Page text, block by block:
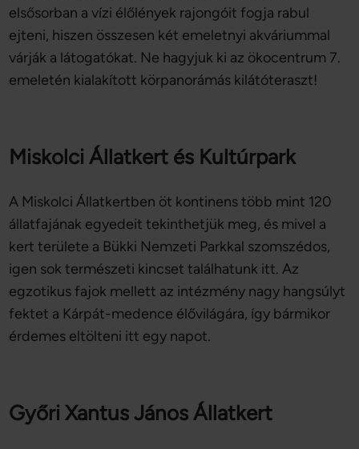
elsősorban a vízi élőlények rajongóit fogja rabul
ejteni, hiszen összesen két emeletnyi akváriummal
várják a látogatókat. Ne hagyjuk ki az ökocentrum 7.
emeletén kialakított körpanorámás kilátóteraszt!
Miskolci Állatkert és Kultúrpark
A Miskolci Állatkertben öt kontinens több mint 120
állatfajának egyedeit tekinthetjük meg, és mivel a
kert területe a Bükki Nemzeti Parkkal szomszédos,
igen sok természeti kincset találhatunk itt. Az
egzotikus fajok mellett az intézmény nagy hangsúlyt
fektet a Kárpát-medence élővilágára, így bármikor
érdemes eltölteni itt egy napot.
Győri Xantus János Állatkert